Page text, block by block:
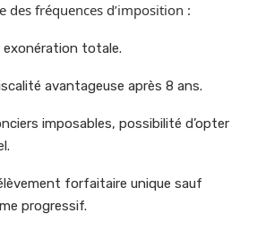
des fréquences d’imposition :
exonération totale.
avantageuse après 8 ans.
imposables, possibilité d’opter
forfaitaire unique sauf
progressif.